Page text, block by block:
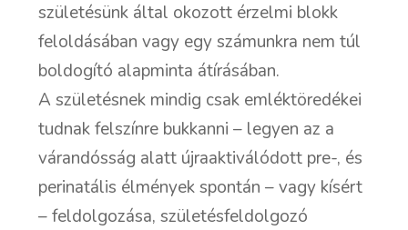
születésünk által okozott érzelmi blokk
feloldásában vagy egy számunkra nem túl
boldogító alapminta átírásában.
A születésnek mindig csak emléktöredékei
tudnak felszínre bukkanni – legyen az a
várandósság alatt újraaktiválódott pre-, és
perinatális élmények spontán – vagy kísért
– feldolgozása, születésfeldolgozó